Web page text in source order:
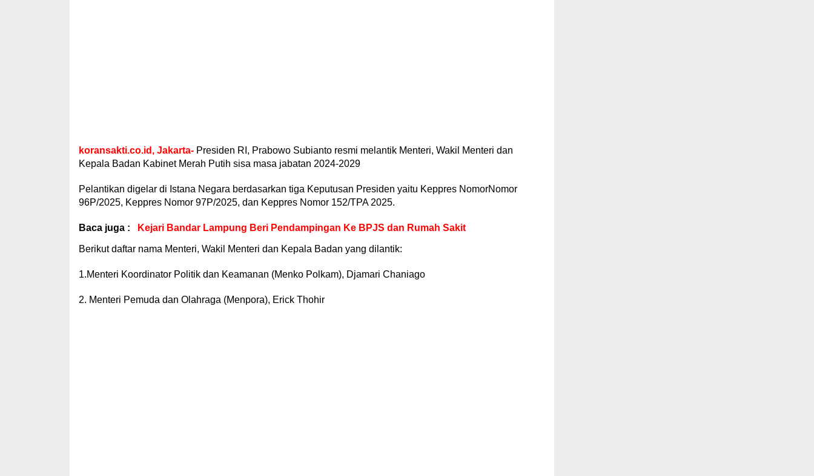
koransakti.co.id, Jakarta- Presiden RI, Prabowo Subianto resmi melantik Menteri, Wakil Menteri dan
Kepala Badan Kabinet Merah Putih sisa masa jabatan 2024-2029
Pelantikan digelar di Istana Negara berdasarkan tiga Keputusan Presiden yaitu Keppres NomorNomor
96P/2025, Keppres Nomor 97P/2025, dan Keppres Nomor 152/TPA 2025.
Baca juga : Kejari Bandar Lampung Beri Pendampingan Ke BPJS dan Rumah Sakit
Berikut daftar nama Menteri, Wakil Menteri dan Kepala Badan yang dilantik:
1.Menteri Koordinator Politik dan Keamanan (Menko Polkam), Djamari Chaniago
2. Menteri Pemuda dan Olahraga (Menpora), Erick Thohir